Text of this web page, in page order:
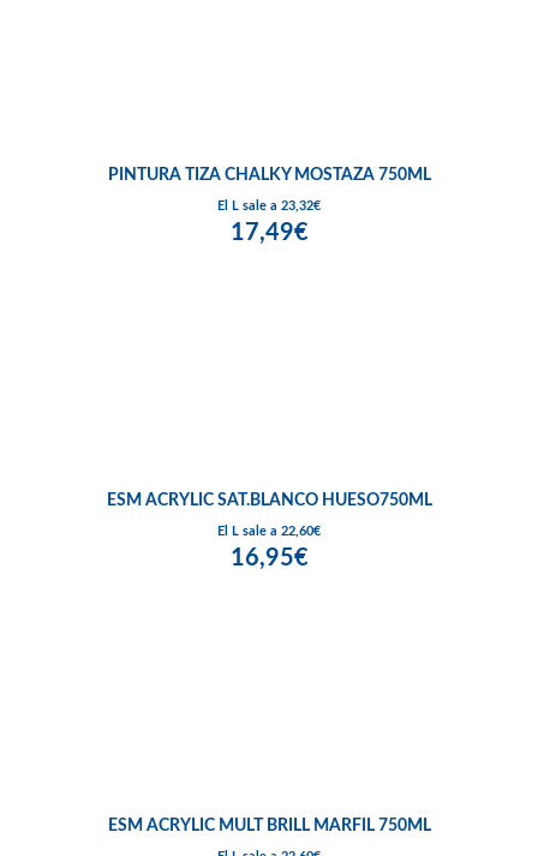
PINTURA TIZA CHALKY MOSTAZA 750ML
El L sale a 23,32€
17,49€
ESM ACRYLIC SAT.BLANCO HUESO750ML
El L sale a 22,60€
16,95€
ESM ACRYLIC MULT BRILL MARFIL 750ML